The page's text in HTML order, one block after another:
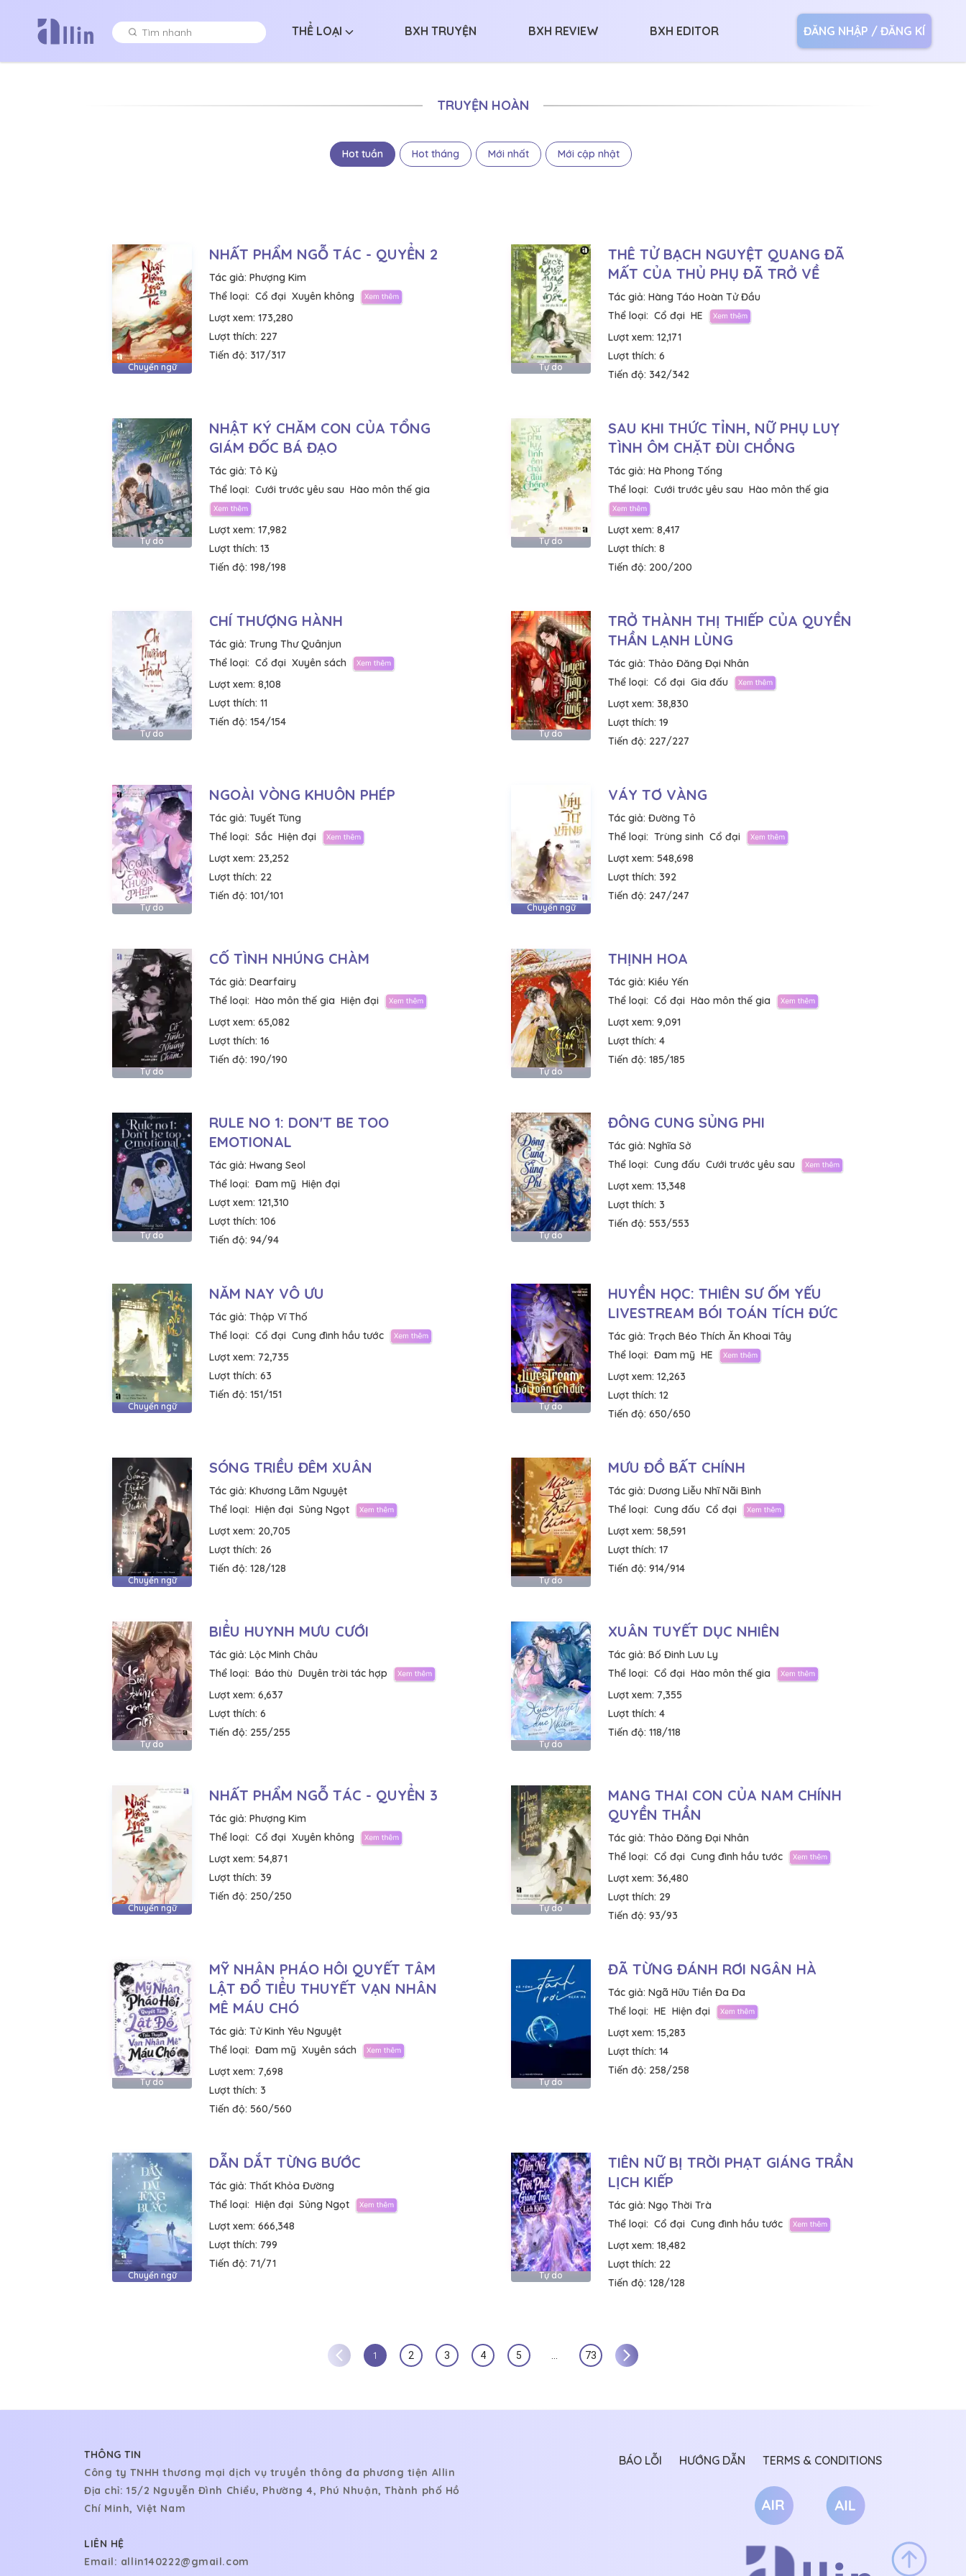
THỂ LOẠI BXH TRUYỆN BXH REVIEW BXH EDITOR ĐĂNG NHẬP / ĐĂNG KÍ
TRUYỆN HOÀN
Hot tuần Hot tháng Mới nhất Mới cập nhật
Chuyển ngữ
NHẤT PHẨM NGỖ TÁC - QUYỂN 2
Tác giả: Phượng Kim
Thể loại: Cổ đại Xuyên không
Lượt xem: 173,280
Lượt thích: 227
Tiến độ: 317/317
Tự do
THÊ TỬ BẠCH NGUYỆT QUANG ĐÃ
MẤT CỦA THỦ PHỤ ĐÃ TRỞ VỀ
Tác giả: Hàng Táo Hoàn Tử Đầu
Thể loại: Cổ đại HE
Lượt xem: 12,171
Lượt thích: 6
Tiến độ: 342/342
Tự do
NHẬT KÝ CHĂM CON CỦA TỔNG
GIÁM ĐỐC BÁ ĐẠO
Tác giả: Tô Kỷ
Thể loại: Cưới trước yêu sau Hào môn thế gia
Lượt xem: 17,982
Lượt thích: 13
Tiến độ: 198/198
Tự do
SAU KHI THỨC TỈNH, NỮ PHỤ LUỴ
TÌNH ÔM CHẶT ĐÙI CHỒNG
Tác giả: Hà Phong Tống
Thể loại: Cưới trước yêu sau Hào môn thế gia
Lượt xem: 8,417
Lượt thích: 8
Tiến độ: 200/200
Tự do
CHÍ THƯỢNG HÀNH
Tác giả: Trung Thư Quânjun
Thể loại: Cổ đại Xuyên sách
Lượt xem: 8,108
Lượt thích: 11
Tiến độ: 154/154
Tự do
TRỞ THÀNH THỊ THIẾP CỦA QUYỀN
THẦN LẠNH LÙNG
Tác giả: Thảo Đăng Đại Nhân
Thể loại: Cổ đại Gia đấu
Lượt xem: 38,830
Lượt thích: 19
Tiến độ: 227/227
Tự do
NGOÀI VÒNG KHUÔN PHÉP
Tác giả: Tuyết Tùng
Thể loại: Sắc Hiện đại
Lượt xem: 23,252
Lượt thích: 22
Tiến độ: 101/101
Chuyển ngữ
VÁY TƠ VÀNG
Tác giả: Đường Tô
Thể loại: Trùng sinh Cổ đại
Lượt xem: 548,698
Lượt thích: 392
Tiến độ: 247/247
Tự do
CỐ TÌNH NHÚNG CHÀM
Tác giả: Dearfairy
Thể loại: Hào môn thế gia Hiện đại
Lượt xem: 65,082
Lượt thích: 16
Tiến độ: 190/190
Tự do
THỊNH HOA
Tác giả: Kiều Yến
Thể loại: Cổ đại Hào môn thế gia
Lượt xem: 9,091
Lượt thích: 4
Tiến độ: 185/185
Tự do
RULE NO 1: DON'T BE TOO
EMOTIONAL
Tác giả: Hwang Seol
Thể loại: Đam mỹ Hiện đại
Lượt xem: 121,310
Lượt thích: 106
Tiến độ: 94/94 Tự do
ĐÔNG CUNG SỦNG PHI
Tác giả: Nghĩa Sở
Thể loại: Cung đấu Cưới trước yêu sau
Lượt xem: 13,348
Lượt thích: 3
Tiến độ: 553/553
Chuyển ngữ
NĂM NAY VÔ ƯU
Tác giả: Thập Vĩ Thố
Thể loại: Cổ đại Cung đình hầu tước
Lượt xem: 72,735
Lượt thích: 63
Tiến độ: 151/151
Tự do
HUYỀN HỌC: THIÊN SƯ ỐM YẾU
LIVESTREAM BÓI TOÁN TÍCH ĐỨC
Tác giả: Trạch Béo Thích Ăn Khoai Tây
Thể loại: Đam mỹ HE
Lượt xem: 12,263
Lượt thích: 12
Tiến độ: 650/650
Chuyển ngữ
SÓNG TRIỀU ĐÊM XUÂN
Tác giả: Khương Lãm Nguyệt
Thể loại: Hiện đại Sủng Ngọt
Lượt xem: 20,705
Lượt thích: 26
Tiến độ: 128/128
Tự do
MƯU ĐỒ BẤT CHÍNH
Tác giả: Dương Liễu Nhĩ Nãi Bình
Thể loại: Cung đấu Cổ đại
Lượt xem: 58,591
Lượt thích: 17
Tiến độ: 914/914
Tự do
BIỂU HUYNH MƯU CƯỚI
Tác giả: Lộc Minh Châu
Thể loại: Báo thù Duyên trời tác hợp
Lượt xem: 6,637
Lượt thích: 6
Tiến độ: 255/255
Tự do
XUÂN TUYẾT DỤC NHIÊN
Tác giả: Bố Đinh Lưu Ly
Thể loại: Cổ đại Hào môn thế gia
Lượt xem: 7,355
Lượt thích: 4
Tiến độ: 118/118
Chuyển ngữ
NHẤT PHẨM NGỖ TÁC - QUYỂN 3
Tác giả: Phượng Kim
Thể loại: Cổ đại Xuyên không
Lượt xem: 54,871
Lượt thích: 39
Tiến độ: 250/250
Tự do
MANG THAI CON CỦA NAM CHÍNH
QUYỀN THẦN
Tác giả: Thảo Đăng Đại Nhân
Thể loại: Cổ đại Cung đình hầu tước
Lượt xem: 36,480
Lượt thích: 29
Tiến độ: 93/93
Tự do
MỸ NHÂN PHÁO HÔI QUYẾT TÂM
LẬT ĐỔ TIỂU THUYẾT VẠN NHÂN
MÊ MÁU CHÓ
Tác giả: Tử Kinh Yêu Nguyệt
Thể loại: Đam mỹ Xuyên sách
Lượt xem: 7,698
Lượt thích: 3
Tiến độ: 560/560
Tự do
ĐÃ TỪNG ĐÁNH RƠI NGÂN HÀ
Tác giả: Ngã Hữu Tiền Đa Đa
Thể loại: HE Hiện đại
Lượt xem: 15,283
Lượt thích: 14
Tiến độ: 258/258
Chuyển ngữ
DẪN DẮT TỪNG BƯỚC
Tác giả: Thất Khỏa Đường
Thể loại: Hiện đại Sủng Ngọt
Lượt xem: 666,348
Lượt thích: 799
Tiến độ: 71/71
Tự do
TIÊN NỮ BỊ TRỜI PHẠT GIÁNG TRẦN
LỊCH KIẾP
Tác giả: Ngọ Thời Trà
Thể loại: Cổ đại Cung đình hầu tước
Lượt xem: 18,482
Lượt thích: 22
Tiến độ: 128/128
1 2 3 4 5 73
THÔNG TIN
Công ty TNHH thương mại dịch vụ truyền thông đa phương tiện Allin
Địa chỉ: 15/2 Nguyễn Đình Chiểu, Phường 4, Phú Nhuận, Thành phố Hồ
Chí Minh, Việt Nam
LIÊN HỆ
Email: allin140222@gmail.com
BÁO LỖI HƯỚNG DẪN TERMS & CONDITIONS